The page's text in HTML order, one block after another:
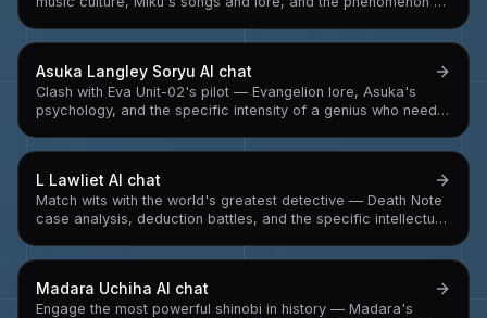
Asuka Langley Soryu AI chat
Clash with Eva Unit-02's pilot — Evangelion lore, Asuka's
psychology, and the specific intensity of a genius who needs
win
L Lawliet AI chat
Match wits with the world's greatest detective — Death Note
case analysis, deduction battles, and the specific intellectual
currently eating a strawberry
Madara Uchiha AI chat
Engage the most powerful shinobi in history — Madara's